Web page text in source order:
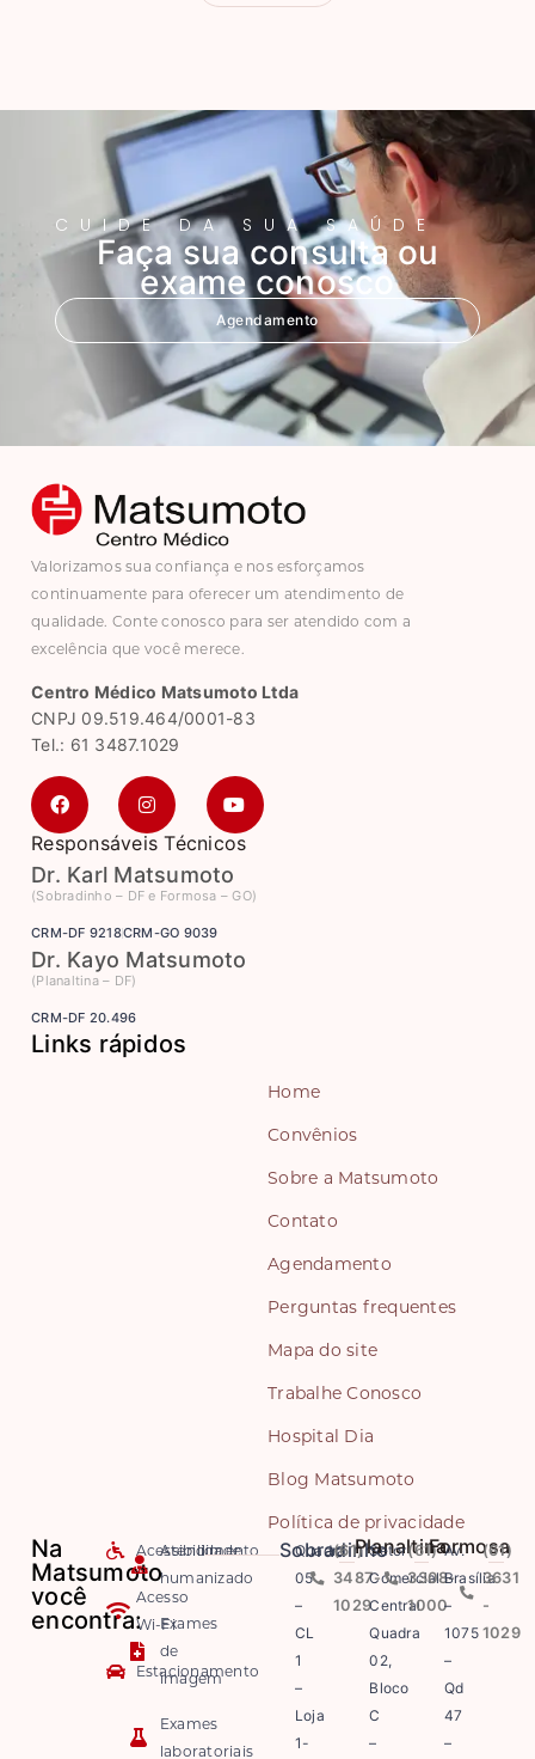
CUIDE DA SUA SAÚDE
Faça sua consulta ou
exame conosco
Agendamento
Valorizamos sua confiança e nos esforçamos
continuamente para oferecer um atendimento de
qualidade. Conte conosco para ser atendido com a
excelência que você merece.
Centro Médico Matsumoto Ltda
CNPJ 09.519.464/0001-83
Tel.: 61 3487.1029
Responsáveis Técnicos
Dr. Karl Matsumoto
(Sobradinho – DF e Formosa – GO)
CRM-DF 9218CRM-GO 9039
Dr. Kayo Matsumoto
(Planaltina – DF)
CRM-DF 20.496
Links rápidos
Home
Convênios
Sobre a Matsumoto
Contato
Agendamento
Perguntas frequentes
Mapa do site
Trabalhe Conosco
Hospital Dia
Blog Matsumoto
Política de privacidade
Na
Matsumoto
você
encontra:
Acessibilidade
Acesso
Wi-Fi
Estacionamento
Atendimento
humanizado
Exames
de
imagem
Exames
laboratoriais
Sobradinho
Quadra
05
–
CL
1
–
Loja
1-
(61)
3487-
1029
Planaltina
Setor
Comercial
Central
Quadra
02,
Bloco
C
–
(61)
3308-
1000
Formosa
Av.
Brasília
–
1075
–
Qd
47
–
(61)
3631
-
1029